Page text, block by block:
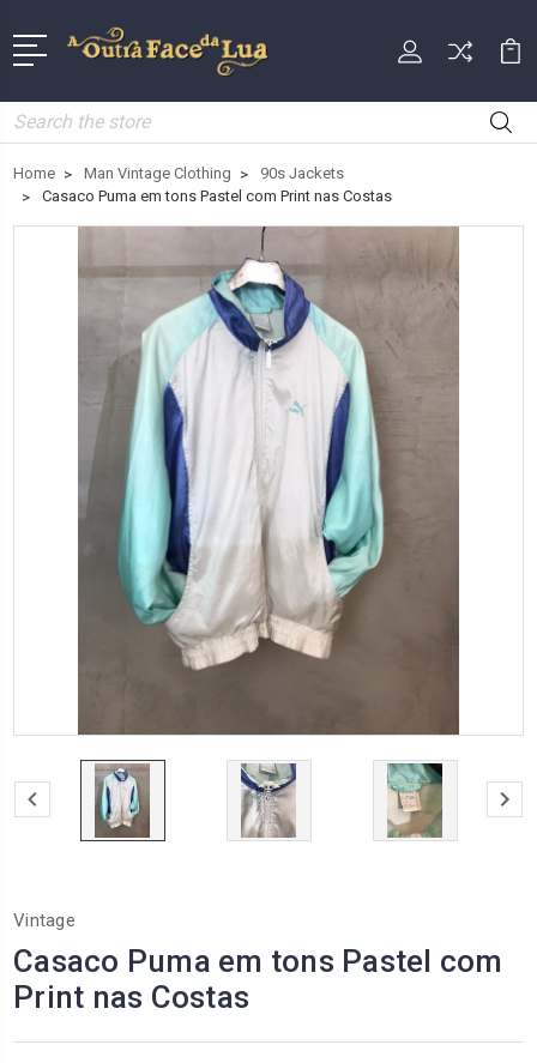
Search
Home Man Vintage Clothing
90s Jackets
Casaco Puma em tons Pastel com Print nas Costas
Vintage
Casaco Puma em tons Pastel com
Print nas Costas